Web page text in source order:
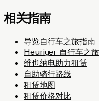
相关指南
导览自行车之旅指南
Heuriger 自行车之旅
维也纳电助力租赁
自助骑行路线
租赁地图
租赁价格对比